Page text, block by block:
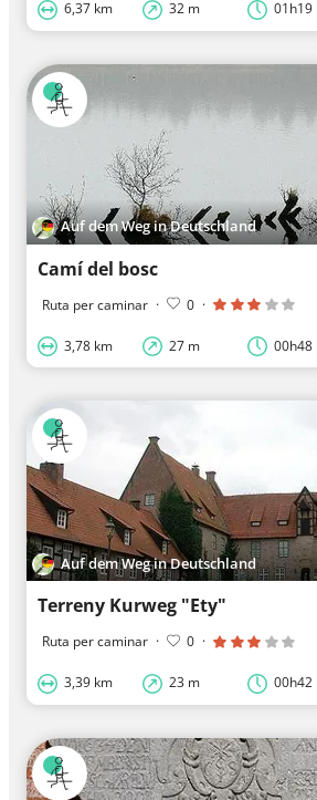
6,37 km 32 m 01h19
Auf dem Weg in Deutschland
Camí del bosc
Ruta per caminar · 0 ·
3,78 km 27 m 00h48
Auf dem Weg in Deutschland
Terreny Kurweg "Ety"
Ruta per caminar · 0 ·
3,39 km 23 m 00h42